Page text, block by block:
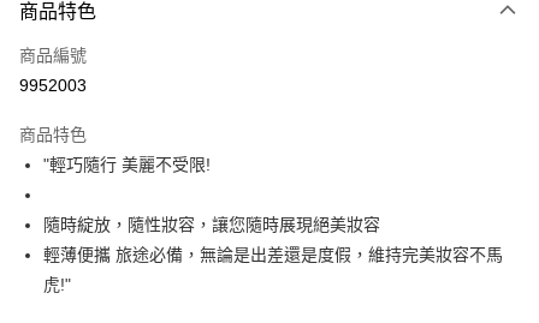
POYA支付
信用卡一次付款
LINE Pay
Apple Pay
街口支付
悠遊付
商品特色
商品編號
9952003
商品特色
"輕巧隨行 美麗不受限!
隨時綻放，隨性妝容，讓您隨時展現絕美妝容
輕薄便攜 旅途必備，無論是出差還是度假，維持完美妝容不馬
虎!"